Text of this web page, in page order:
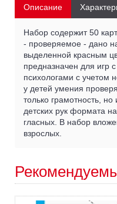
Описание
Набор содержит 50
- проверяемое - дано
выделенной красным
предназначен для игр
психологами с учетом
у детей умения
только грамотность,
детских рук формата
гласных. В набор
взрослых.